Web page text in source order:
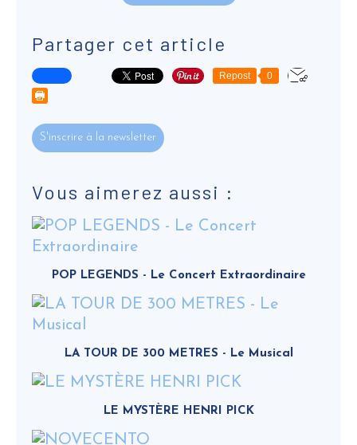
Partager cet article
Repost 0
S'inscrire à la newsletter
Vous aimerez aussi :
POP LEGENDS - Le Concert Extraordinaire
LA TOUR DE 300 METRES - Le Musical
LE MYSTÈRE HENRI PICK